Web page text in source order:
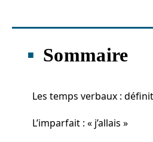
Sommaire
Les temps verbaux :
L’imparfait : « j’allais »